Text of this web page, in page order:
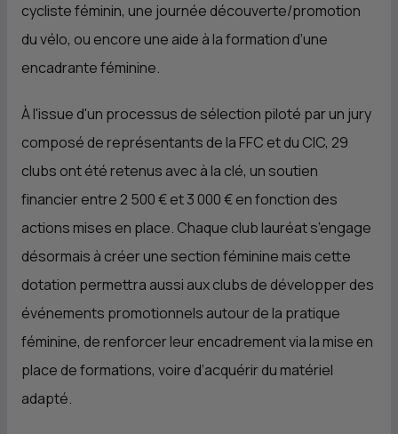
cycliste féminin, une journée découverte/promotion
du vélo, ou encore une aide à la formation d’une
encadrante féminine.
À l'issue d'un processus de sélection piloté par un jury
composé de représentants de la FFC et du CIC, 29
clubs ont été retenus avec à la clé, un soutien
financier entre 2 500 € et 3 000 € en fonction des
actions mises en place. Chaque club lauréat s’engage
désormais à créer une section féminine mais cette
dotation permettra aussi aux clubs de développer des
événements promotionnels autour de la pratique
féminine, de renforcer leur encadrement via la mise en
place de formations, voire d’acquérir du matériel
adapté.